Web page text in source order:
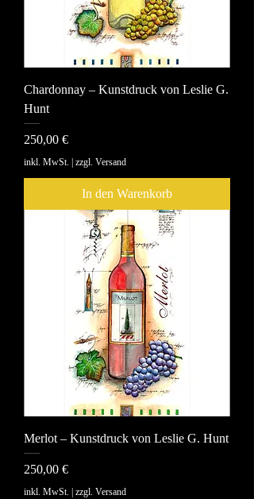
Chardonnay – Kunstdruck von Leslie G.
Hunt
Preis
250,00 €
inkl. MwSt. | zzgl. Versand
In den Warenkorb
Merlot – Kunstdruck von Leslie G. Hunt
Preis
250,00 €
inkl. MwSt. | zzgl. Versand